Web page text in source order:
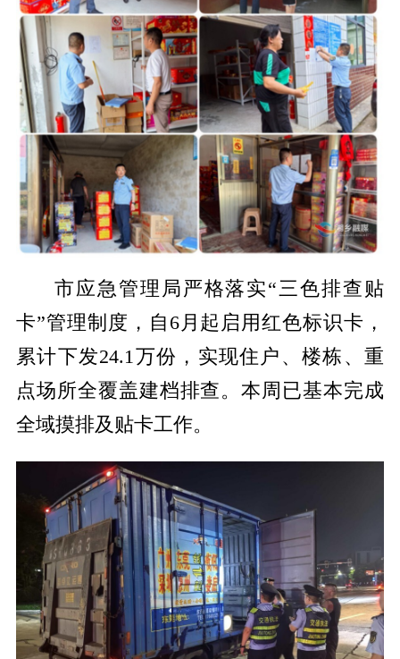
市应急管理局严格落实“三色排查贴
卡”管理制度，自6月起启用红色标识卡，
累计下发24.1万份，实现住户、楼栋、重
点场所全覆盖建档排查。本周已基本完成
全域摸排及贴卡工作。